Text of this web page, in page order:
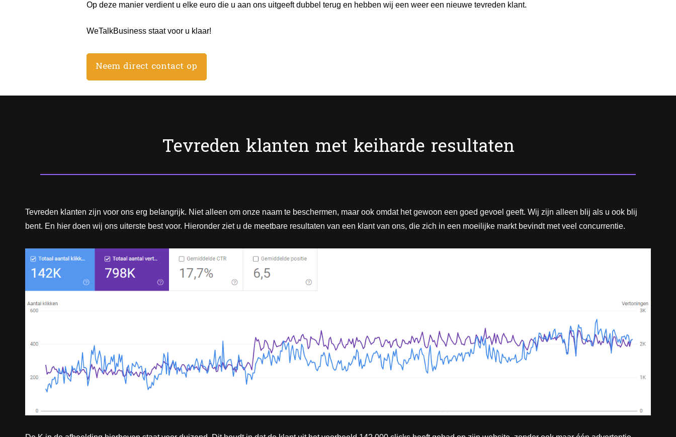
Op deze manier verdient u elke euro die u aan ons uitgeeft dubbel terug en hebben wij een weer een nieuwe tevreden klant.
WeTalkBusiness staat voor u klaar!
Neem direct contact op
Tevreden klanten met keiharde resultaten
Tevreden klanten zijn voor ons erg belangrijk. Niet alleen om onze naam te beschermen, maar ook omdat het gewoon een goed gevoel geeft. Wij zijn alleen blij als u ook blij
bent. En hier doen wij ons uiterste best voor. Hieronder ziet u de meetbare resultaten van een klant van ons, die zich in een moeilijke markt bevindt met veel concurrentie.